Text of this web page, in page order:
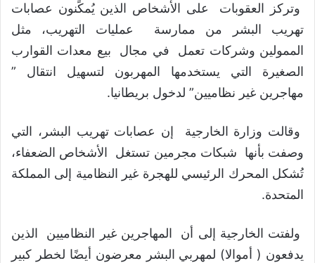
وتركز العقوبات على الأشخاص الذين يُمكًنون عصابات
تهريب البشر من ممارسة عمليات التهريب، مثل
الممولين وشركات تعمل في مجال بيع معدات القوارب
الصغيرة التي يستخدمها المهربون لتسهيل انتقال ”
مهاجرين غير نظاميين” لدخول بريطانيا.
وقالت وزارة الخارجية إن عصابات تهريب البشر، التي
وصفت بأنها شبكات مجرمين تستغل الأشخاص الضعفاء،
تُشكل المحرك الرئيسي للهجرة غير النظامية إلى المملكة
المتحدة.
ولفتت الخارجية إلى أن المهاجرين غير النظاميين الذين
يدفعون ( أموالا) لمهربي البشر معرضون أيضًا لخطر كبير